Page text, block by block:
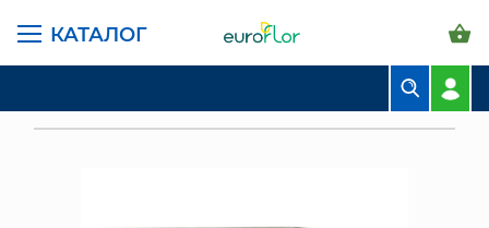
КАТАЛОГ
ГЛАВНАЯ СТРАНИЦА КАТАЛОГ
ГОРШКИ И КАШПО
ГОРШОК КВАДРАТНЫЙ С/ДРЕНАЖ ВКЛАД. 6,5Л СВЕТЛЫЙ ДРЕВ.УГОЛЬ